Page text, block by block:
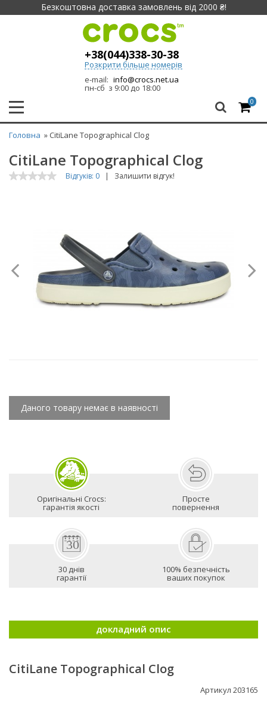
Безкоштовна доставка замовлень від 2000 ₴!
+38(044)338-30-38
Розкрити більше номерів
e-mail: info@crocs.net.ua
пн-сб з 9:00 до 18:00
0
Головна » CitiLane Topographical Clog
CitiLane Topographical Clog
Відгуків: 0 | Залишити відгук!
Даного товару немає в наявності
Оригінальні Crocs:
гарантія якості
Просте
повернення
30 днів
гарантії
100% безпечність
ваших покупок
докладний опис
CitiLane Topographical Clog
Артикул 203165